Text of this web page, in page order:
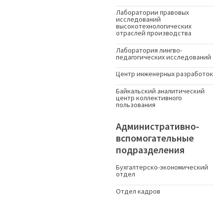
Лаборатории правовых
исследований
высокотехнологических
отраслей производства
Лаборатория лингво-
педагогических исследований
Центр инженерных разработок
Байкальский аналитический
центр коллективного
пользования
Административно-
вспомогательные
подразделения
Бухгалтерско-экономический
отдел
Отдел кадров